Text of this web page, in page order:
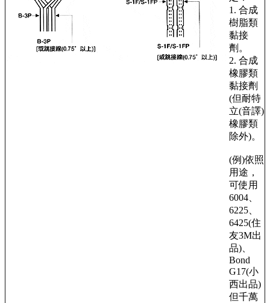
1. 合成
樹脂類
黏接
劑。
2. 合成
橡膠類
黏接劑
(但耐特
立(音譯)
橡膠類
除外)。
(例)依照
用途，
可使用
6004、
6225、
6425(住
友3M出
品)、
Bond
G17(小
西出品)
但千萬